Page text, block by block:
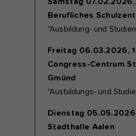
Samstag
Berufliches
“Ausbildung- und
Freitag 06.03.2026,
Congress-Centrum
Gmünd
“Ausbildungs- und
Dienstag
Stadthalle Aalen